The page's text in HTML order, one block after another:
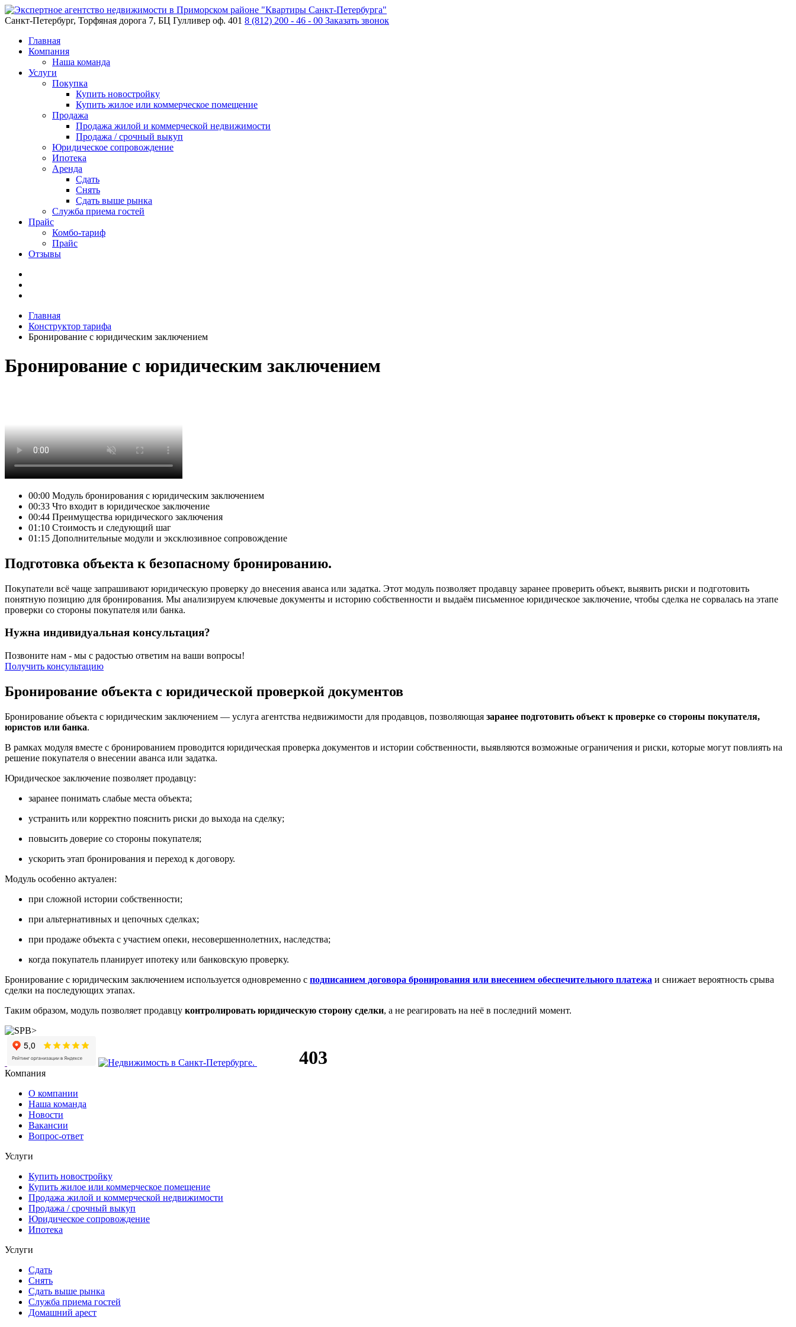
Санкт-Петербург, Торфяная дорога 7, БЦ Гулливер оф. 401 8 (812) 200 - 46 - 00 Заказать звонок
Главная
Компания
Наша команда
Услуги
Покупка
Купить новостройку
Купить жилое или коммерческое помещение
Продажа
Продажа жилой и коммерческой недвижимости
Продажа / срочный выкуп
Юридическое сопровождение
Ипотека
Аренда
Сдать
Снять
Сдать выше рынка
Служба приема гостей
Прайс
Комбо-тариф
Прайс
Отзывы
Главная
Конструктор тарифа
Бронирование с юридическим заключением
Бронирование с юридическим заключением
00:00 Модуль бронирования с юридическим заключением
00:33 Что входит в юридическое заключение
00:44 Преимущества юридического заключения
01:10 Стоимость и следующий шаг
01:15 Дополнительные модули и эксклюзивное сопровождение
Подготовка объекта к безопасному бронированию.
Покупатели всё чаще запрашивают юридическую проверку до внесения аванса или задатка. Этот модуль позволяет продавцу заранее проверить объект, выявить риски и подготовить
понятную позицию для бронирования. Мы анализируем ключевые документы и историю собственности и выдаём письменное юридическое заключение, чтобы сделка не сорвалась на этапе
проверки со стороны покупателя или банка.
Нужна индивидуальная консультация?
Позвоните нам - мы с радостью ответим на ваши вопросы!
Получить консультацию
Бронирование объекта с юридической проверкой документов
Бронирование объекта с юридическим заключением — услуга агентства недвижимости для продавцов, позволяющая заранее подготовить объект к проверке со стороны покупателя,
юристов или банка.
В рамках модуля вместе с бронированием проводится юридическая проверка документов и истории собственности, выявляются возможные ограничения и риски, которые могут повлиять на
решение покупателя о внесении аванса или задатка.
Юридическое заключение позволяет продавцу:
заранее понимать слабые места объекта;
устранить или корректно пояснить риски до выхода на сделку;
повысить доверие со стороны покупателя;
ускорить этап бронирования и переход к договору.
Модуль особенно актуален:
при сложной истории собственности;
при альтернативных и цепочных сделках;
при продаже объекта с участием опеки, несовершеннолетних, наследства;
когда покупатель планирует ипотеку или банковскую проверку.
Бронирование с юридическим заключением используется одновременно с подписанием договора бронирования или внесением обеспечительного платежа и снижает вероятность срыва
сделки на последующих этапах.
Таким образом, модуль позволяет продавцу контролировать юридическую сторону сделки, а не реагировать на неё в последний момент.
Компания
О компании
Наша команда
Новости
Вакансии
Вопрос-ответ
Услуги
Купить новостройку
Купить жилое или коммерческое помещение
Продажа жилой и коммерческой недвижимости
Продажа / срочный выкуп
Юридическое сопровождение
Ипотека
Услуги
Сдать
Снять
Сдать выше рынка
Служба приема гостей
Домашний арест